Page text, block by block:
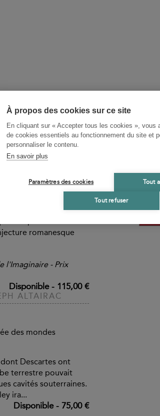
À propos des cookies sur ce site
En cliquant sur « Accepter tous les cookies », vous
de cookies essentiels au fonctionnement du site et
personnaliser le contenu.
En savoir plus
Paramètres des cookies Tout
Tout refuser
ALTAIRAC
romanesque
Rabelais à Barjavel,
regroupant
relevant de la
de la science-fiction,
les spécialistes du
romanesque
l'Imaginaire - Prix
Disponible- 115,00 €
ALTAIRAC
des mondes
dont Descartes ont
terrestre pouvait
cavités souterraines.
ira...
Disponible- 75,00 €